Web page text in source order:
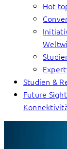
Hot
Studien &
Future